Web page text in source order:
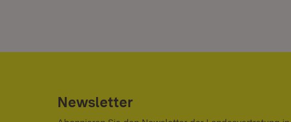
Newsletter